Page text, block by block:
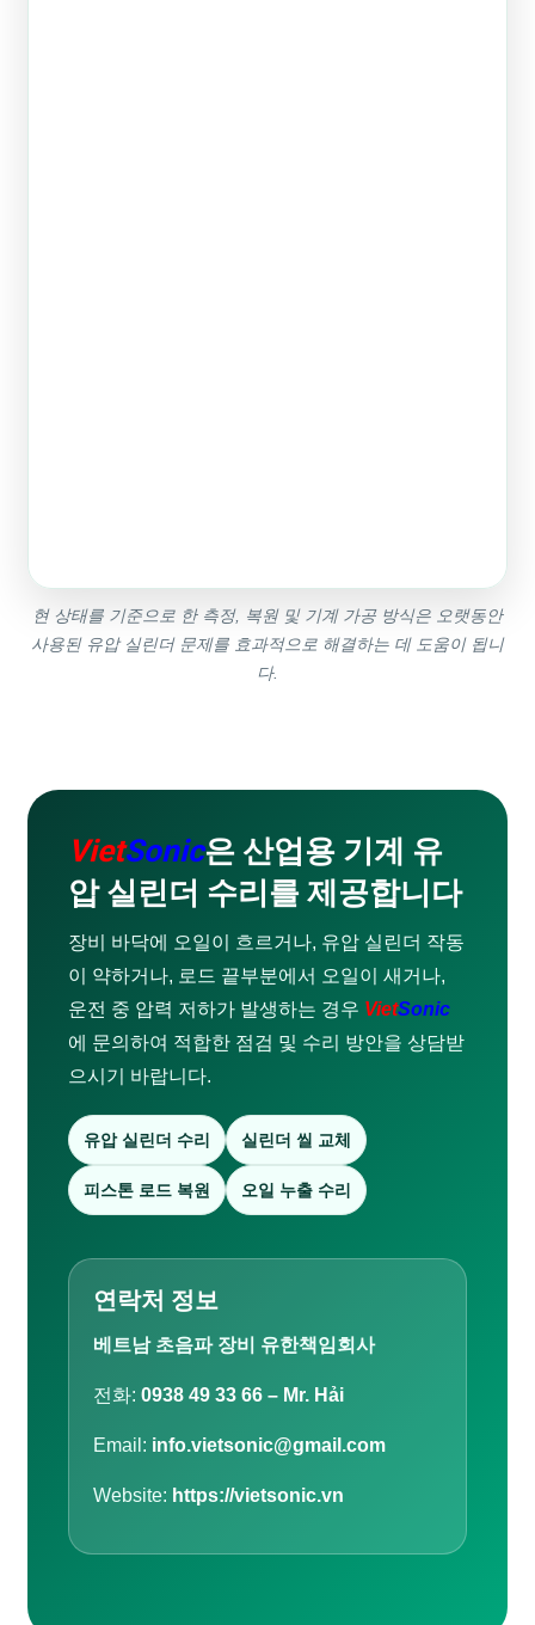
현 상태를 기준으로 한 측정, 복원 및 기계 가공 방식은 오랫동안
사용된 유압 실린더 문제를 효과적으로 해결하는 데 도움이 됩니
다.
VietSonic은 산업용 기계 유
압 실린더 수리를 제공합니다
장비 바닥에 오일이 흐르거나, 유압 실린더 작동
이 약하거나, 로드 끝부분에서 오일이 새거나,
운전 중 압력 저하가 발생하는 경우 VietSonic
에 문의하여 적합한 점검 및 수리 방안을 상담받
으시기 바랍니다.
유압 실린더 수리 실린더 씰 교체
피스톤 로드 복원 오일 누출 수리
연락처 정보
베트남 초음파 장비 유한책임회사
전화: 0938 49 33 66 – Mr. Hải
Email: info.vietsonic@gmail.com
Website: https://vietsonic.vn